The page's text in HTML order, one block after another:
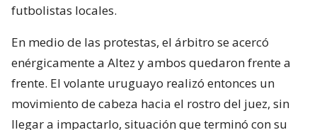
futbolistas locales.
En medio de las protestas, el árbitro se acercó
enérgicamente a Altez y ambos quedaron frente a
frente. El volante uruguayo realizó entonces un
movimiento de cabeza hacia el rostro del juez, sin
llegar a impactarlo, situación que terminó con su